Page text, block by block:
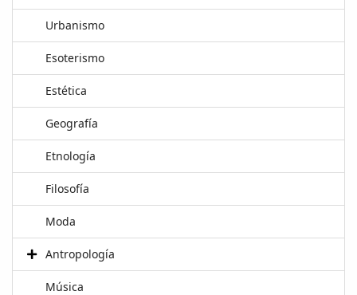
Urbanismo
Esoterismo
Estética
Geografía
Etnología
Filosofía
Moda
Antropología
Música